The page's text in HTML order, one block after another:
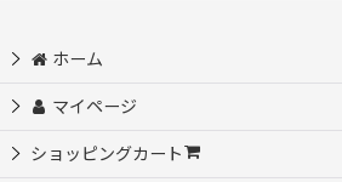
ホーム
マイページ
ショッピングカート